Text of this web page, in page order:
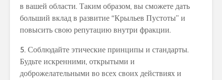
в вашей области. Таким образом, вы сможете дать
больший вклад в развитие “Крыльев Пустоты” и
повысить свою репутацию внутри фракции.
5. Соблюдайте этические принципы и стандарты.
Будьте искренними, открытыми и
доброжелательными во всех своих действиях и